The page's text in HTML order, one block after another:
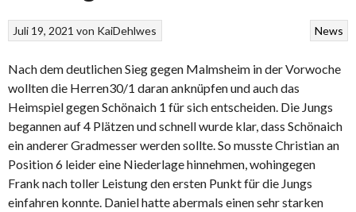
News
Juli 19, 2021 von KaiDehlwes
Nach dem deutlichen Sieg gegen Malmsheim in der Vorwoche
wollten die Herren30/1 daran anknüpfen und auch das
Heimspiel gegen Schönaich 1 für sich entscheiden. Die Jungs
begannen auf 4 Plätzen und schnell wurde klar, dass Schönaich
ein anderer Gradmesser werden sollte. So musste Christian an
Position 6 leider eine Niederlage hinnehmen, wohingegen
Frank nach toller Leistung den ersten Punkt für die Jungs
einfahren konnte. Daniel hatte abermals einen sehr starken